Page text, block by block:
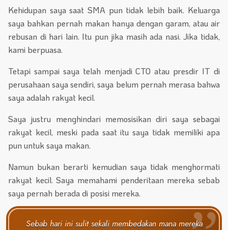
Kehidupan saya saat SMA pun tidak lebih baik. Keluarga
saya bahkan pernah makan hanya dengan garam, atau air
rebusan di hari lain. Itu pun jika masih ada nasi. Jika tidak,
kami berpuasa.
Tetapi sampai saya telah menjadi CTO atau presdir IT di
perusahaan saya sendiri, saya belum pernah merasa bahwa
saya adalah rakyat kecil.
Saya justru menghindari memosisikan diri saya sebagai
rakyat kecil, meski pada saat itu saya tidak memiliki apa
pun untuk saya makan.
Namun bukan berarti kemudian saya tidak menghormati
rakyat kecil. Saya memahami penderitaan mereka sebab
saya pernah berada di posisi mereka.
Sebab hari ini sulit sekali membedakan mana mereka